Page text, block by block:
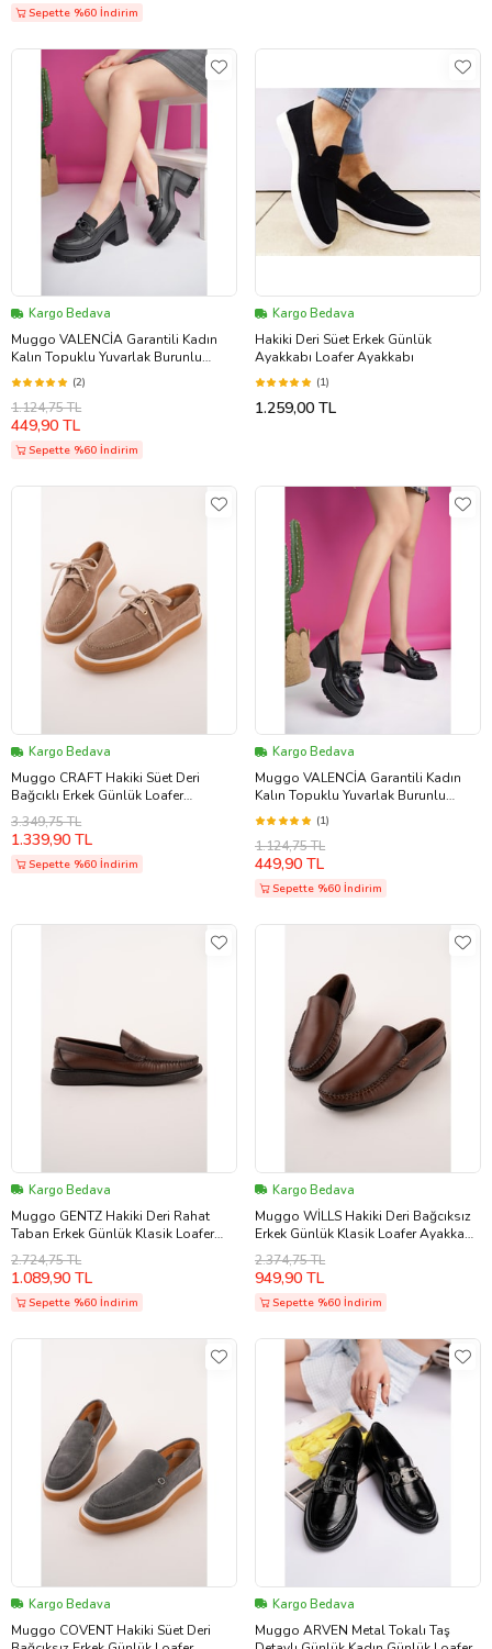
Sepette %60 İndirim
Kargo Bedava
Muggo VALENCİA Garantili Kadın
Kalın Topuklu Yuvarlak Burunlu
Metal Tokalı Loafer Günlük Ayakkabı
(Siyah)
(2)
1.124,75 TL
449,90 TL
Sepette %60 İndirim
Kargo Bedava
Hakiki Deri Süet Erkek Günlük
Ayakkabı Loafer Ayakkabı
(1)
1.259,00 TL
Kargo Bedava
Muggo CRAFT Hakiki Süet Deri
Bağcıklı Erkek Günlük Loafer
Ayakkabı (Kum Beji)
3.349,75 TL
1.339,90 TL
Sepette %60 İndirim
Kargo Bedava
Muggo VALENCİA Garantili Kadın
Kalın Topuklu Yuvarlak Burunlu
Metal Tokalı Loafer Günlük Ayakkabı
(Siyah-Gri)
(1)
1.124,75 TL
449,90 TL
Sepette %60 İndirim
Kargo Bedava
Muggo GENTZ Hakiki Deri Rahat
Taban Erkek Günlük Klasik Loafer
Ayakkabı (Kahverengi)
2.724,75 TL
1.089,90 TL
Sepette %60 İndirim
Kargo Bedava
Muggo WİLLS Hakiki Deri Bağcıksız
Erkek Günlük Klasik Loafer Ayakkabı
(Kahverengi)
2.374,75 TL
949,90 TL
Sepette %60 İndirim
Kargo Bedava
Muggo COVENT Hakiki Süet Deri
Kargo Bedava
Muggo ARVEN Metal Tokalı Taş